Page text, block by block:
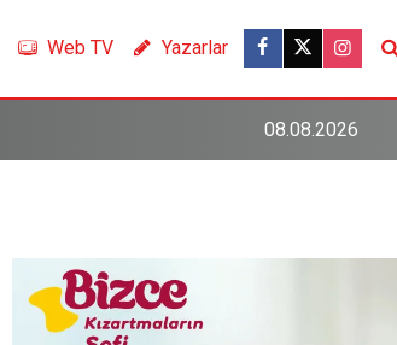
Web TV Yazarlar
08.08.2026